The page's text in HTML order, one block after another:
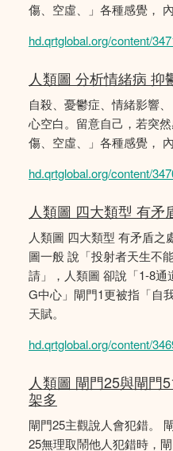
傷、空虛、」各種感覺，
hd.qrtglobal.org/content/
人類圖 分析情緒病 抑
自殺、憂鬱症、情緒影響
心空白。留意自己，若突
傷、空虛、」各種感覺，
hd.qrtglobal.org/content/
人類圖 四大類型 有矛
人類圖 四大類型 有矛盾
圖一般 說「投射者天生不
請」，人類圖 卻說「1-8
G中心」閘門1更被指「自
天賦。
hd.qrtglobal.org/content/
人類圖 閘門25與閘門
架多
閘門25主觀說人會犯錯。
25無理取鬧他人犯錯時，